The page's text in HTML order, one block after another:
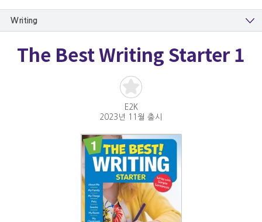
Writing
The Best Writing Starter 1
E2K
2023년 11월 출시